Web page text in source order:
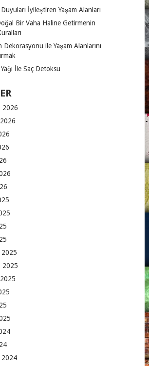
İyileştiren Yaşam Alanları
Bir Vaha Haline Getirmenin
Dekorasyonu ile Yaşam Alanlarını
İle Saç Detoksu
2026
2025
2025
2024